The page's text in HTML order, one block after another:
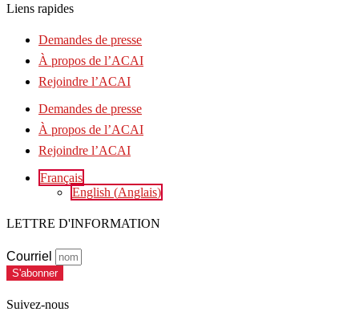
Liens rapides
Demandes de presse
À propos de l’ACAI
Rejoindre l’ACAI
Demandes de presse
À propos de l’ACAI
Rejoindre l’ACAI
Français
English (Anglais)
LETTRE D'INFORMATION
Courriel
S'abonner
Suivez-nous